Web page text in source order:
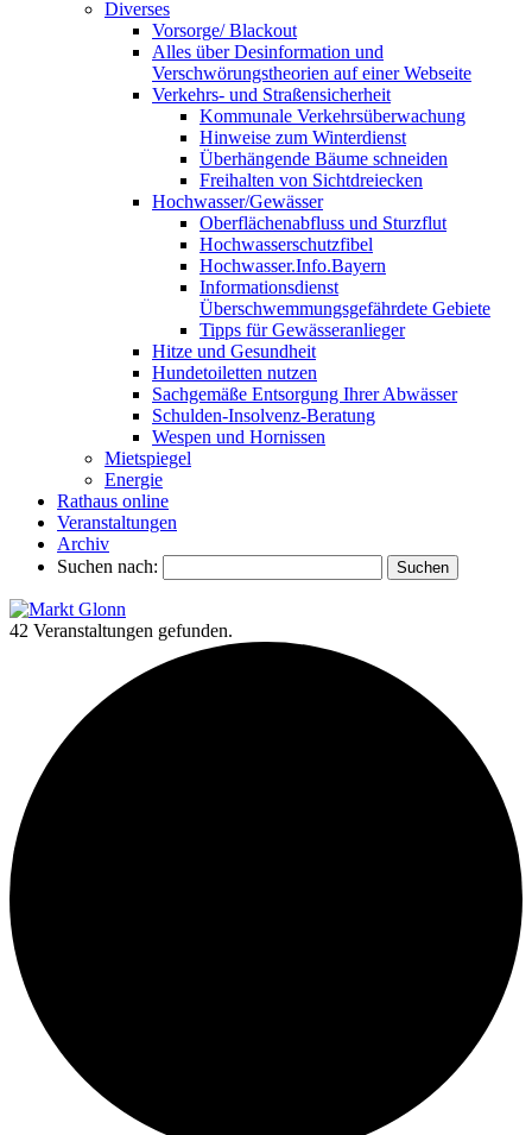
Diverses
Vorsorge/ Blackout
Alles über Desinformation und
Verschwörungstheorien auf einer Webseite
Verkehrs- und Straßensicherheit
Kommunale Verkehrsüberwachung
Hinweise zum Winterdienst
Überhängende Bäume schneiden
Freihalten von Sichtdreiecken
Hochwasser/Gewässer
Oberflächenabfluss und Sturzflut
Hochwasserschutzfibel
Hochwasser.Info.Bayern
Informationsdienst
Überschwemmungsgefährdete Gebiete
Tipps für Gewässeranlieger
Hitze und Gesundheit
Hundetoiletten nutzen
Sachgemäße Entsorgung Ihrer Abwässer
Schulden-Insolvenz-Beratung
Wespen und Hornissen
Mietspiegel
Energie
Rathaus online
Veranstaltungen
Archiv
Suchen nach:
42 Veranstaltungen gefunden.